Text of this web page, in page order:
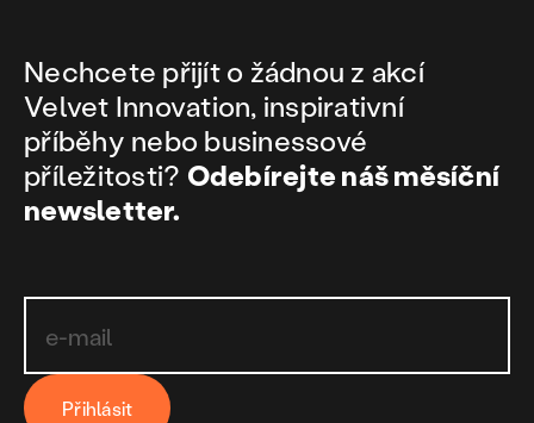
Nechcete přijít o žádnou z akcí
Velvet Innovation, inspirativní
příběhy nebo businessové
příležitosti? Odebírejte náš měsíční
newsletter.
Přihlásit